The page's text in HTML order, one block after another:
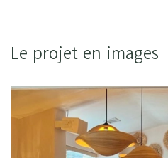
Le projet en images